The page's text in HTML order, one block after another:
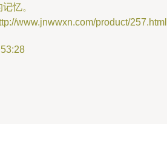
忆。
www.jnwwxn.com/product/257.html